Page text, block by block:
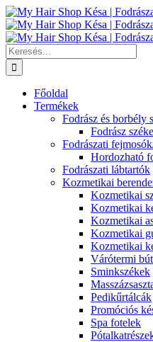
Kihagyás
Keresés...
Főoldal
Termékek
Fodrász és borbély
Fodrász
Fodrászati
Hordozható
Fodrászati lábtartók
Kozmetikai
Kozmetikai
Kozmetikai
Kozmetikai
Kozmetikai
Kozmetikai
Várótermi
Sminkszékek
Pedikűrtálcák
Promóciós
Spa fotelek